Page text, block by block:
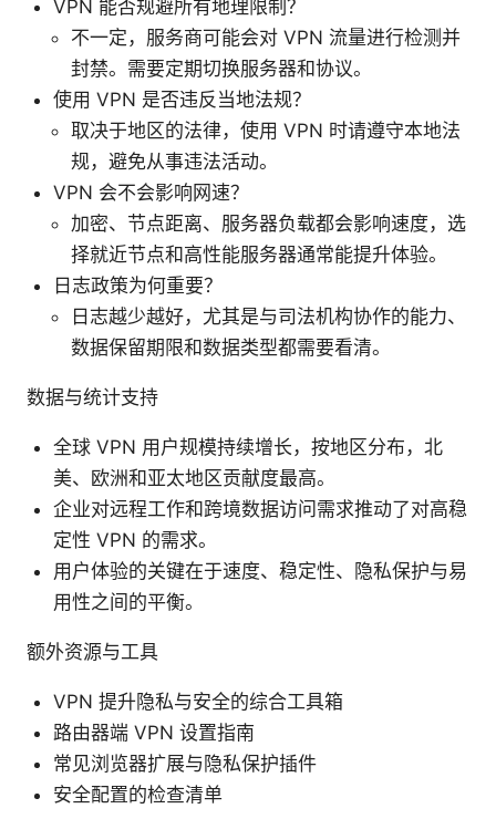
VPN 能否规避所有地理限制？
不一定，服务商可能会对 VPN 流量进行检测并
封禁。需要定期切换服务器和协议。
使用 VPN 是否违反当地法规？
取决于地区的法律，使用 VPN 时请遵守本地法
规，避免从事违法活动。
VPN 会不会影响网速？
加密、节点距离、服务器负载都会影响速度，选
择就近节点和高性能服务器通常能提升体验。
日志政策为何重要？
日志越少越好，尤其是与司法机构协作的能力、
数据保留期限和数据类型都需要看清。
数据与统计支持
全球 VPN 用户规模持续增长，按地区分布，北
美、欧洲和亚太地区贡献度最高。
企业对远程工作和跨境数据访问需求推动了对高稳
定性 VPN 的需求。
用户体验的关键在于速度、稳定性、隐私保护与易
用性之间的平衡。
额外资源与工具
VPN 提升隐私与安全的综合工具箱
路由器端 VPN 设置指南
常见浏览器扩展与隐私保护插件
安全配置的检查清单